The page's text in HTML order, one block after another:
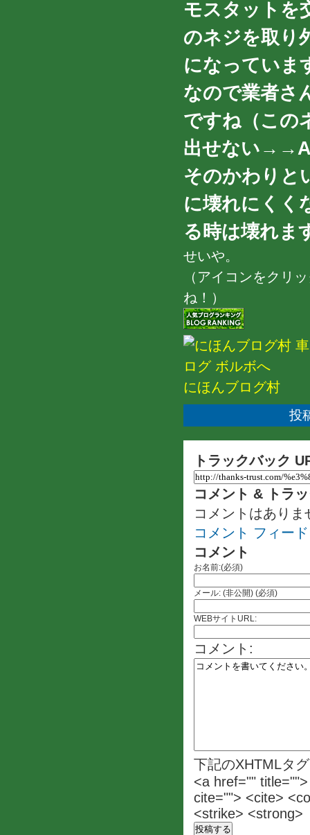
モスタットを
のネジを取り
になっていま
なので業者さ
ですね（この
出せない
そのかわりと
に壊れにくく
る時は壊れま
せいや。
（アイコンをクリ
ね！）
にほんブログ村
投
トラックバック
コメント & トラ
コメントはありま
コメント フィード
コメント
お名前:(必須)
メール: (非公開) (必須)
WEBサイトURL:
コメント:
下記のXHTMLタ
<a href=""
cite=""> <cite>
<strike> <strong>